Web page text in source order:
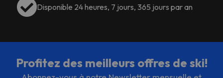
Disponible 24 heures, 7 jours, 365 jours par an
Profitez des meilleurs offres de ski!